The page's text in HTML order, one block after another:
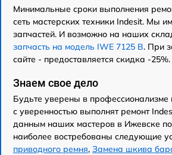
Минимальные сроки выполнения
сеть мастерских техники Indesit. Мы
запчастей. И возможно на наших
запчасть на модель IWE 7125 B. При
сайте - предоставляется скидка -25%.
Знаем свое дело
Будьте уверены в
с уверенностью выполнят ремонт
данным наших мастеров в Ижевске
наиболее востребованы следующие
приводного ремня, Замена шкива